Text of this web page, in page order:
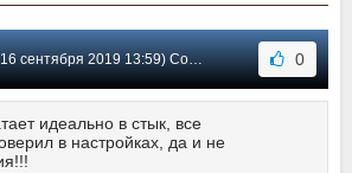
сентября 2019 13:59) Сообщение #102 0
идеально в стык, все
в настройках, да и не